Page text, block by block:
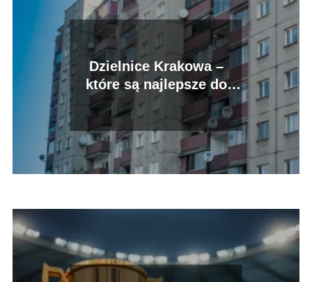
Dzielnice Krakowa –
które są najlepsze do
mieszkania?